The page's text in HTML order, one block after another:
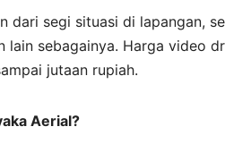
dari segi situasi di lapangan,
lain sebagainya. Harga video
jutaan rupiah.
Aerial?